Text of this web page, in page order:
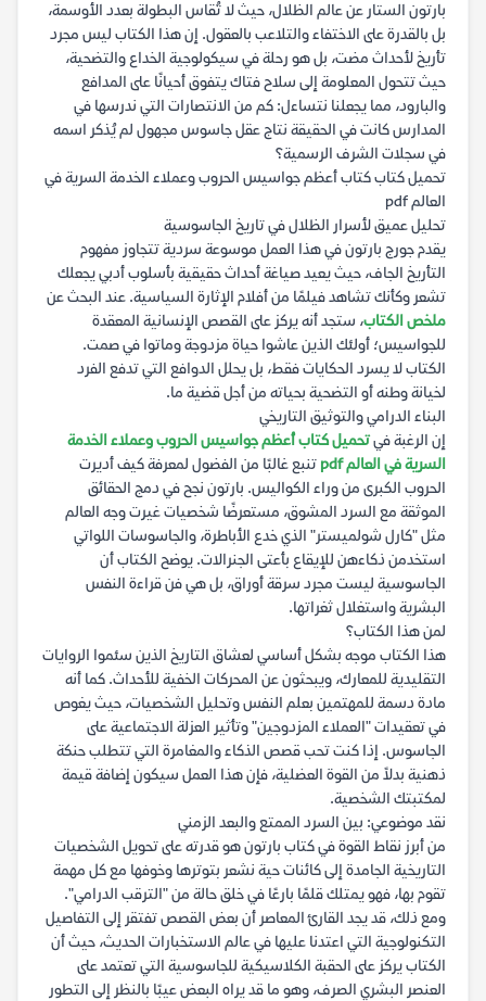
بارتون الستار عن عالم الظلال، حيث لا تُقاس البطولة بعدد الأوسمة،
بل بالقدرة على الاختفاء والتلاعب بالعقول. إن هذا الكتاب ليس مجرد
تأريخ لأحداث مضت، بل هو رحلة في سيكولوجية الخداع والتضحية،
حيث تتحول المعلومة إلى سلاح فتاك يتفوق أحيانًا على المدافع
والبارود، مما يجعلنا نتساءل: كم من الانتصارات التي ندرسها في
المدارس كانت في الحقيقة نتاج عقل جاسوس مجهول لم يُذكر اسمه
في سجلات الشرف الرسمية؟
تحميل كتاب كتاب أعظم جواسيس الحروب وعملاء الخدمة السرية في
العالم pdf
تحليل عميق لأسرار الظلال في تاريخ الجاسوسية
يقدم جورج بارتون في هذا العمل موسوعة سردية تتجاوز مفهوم
التأريخ الجاف، حيث يعيد صياغة أحداث حقيقية بأسلوب أدبي يجعلك
تشعر وكأنك تشاهد فيلمًا من أفلام الإثارة السياسية. عند البحث عن
ملخص الكتاب، ستجد أنه يركز على القصص الإنسانية المعقدة
للجواسيس؛ أولئك الذين عاشوا حياة مزدوجة وماتوا في صمت.
الكتاب لا يسرد الحكايات فقط، بل يحلل الدوافع التي تدفع الفرد
لخيانة وطنه أو التضحية بحياته من أجل قضية ما.
البناء الدرامي والتوثيق التاريخي
إن الرغبة فيتحميل كتاب أعظم جواسيس الحروب وعملاء الخدمة
السرية في العالم pdf
تنبع غالبًا من الفضول لمعرفة كيف أديرت
الحروب الكبرى من وراء الكواليس. بارتون نجح في دمج الحقائق
الموثقة مع السرد المشوق، مستعرضًا شخصيات غيرت وجه العالم
مثل "كارل شولميستر" الذي خدع الأباطرة، والجاسوسات اللواتي
استخدمن ذكاءهن للإيقاع بأعتى الجنرالات. يوضح الكتاب أن
الجاسوسية ليست مجرد سرقة أوراق، بل هي فن قراءة النفس
البشرية واستغلال ثغراتها.
لمن هذا الكتاب؟
هذا الكتاب موجه بشكل أساسي لعشاق التاريخ الذين سئموا الروايات
التقليدية للمعارك، ويبحثون عن المحركات الخفية للأحداث. كما أنه
مادة دسمة للمهتمين بعلم النفس وتحليل الشخصيات، حيث يغوص
في تعقيدات "العملاء المزدوجين" وتأثير العزلة الاجتماعية على
الجاسوس. إذا كنت تحب قصص الذكاء والمغامرة التي تتطلب حنكة
ذهنية بدلاً من القوة العضلية، فإن هذا العمل سيكون إضافة قيمة
لمكتبتك الشخصية.
نقد موضوعي: بين السرد الممتع والبعد الزمني
من أبرز نقاط القوة في كتاب بارتون هو قدرته على تحويل الشخصيات
التاريخية الجامدة إلى كائنات حية نشعر بتوترها وخوفها مع كل مهمة
تقوم بها، فهو يمتلك قلمًا بارعًا في خلق حالة من "الترقب الدرامي".
ومع ذلك، قد يجد القارئ المعاصر أن بعض القصص تفتقر إلى التفاصيل
التكنولوجية التي اعتدنا عليها في عالم الاستخبارات الحديث، حيث أن
الكتاب يركز على الحقبة الكلاسيكية للجاسوسية التي تعتمد على
العنصر البشري الصرف، وهو ما قد يراه البعض عيبًا بالنظر إلى التطور